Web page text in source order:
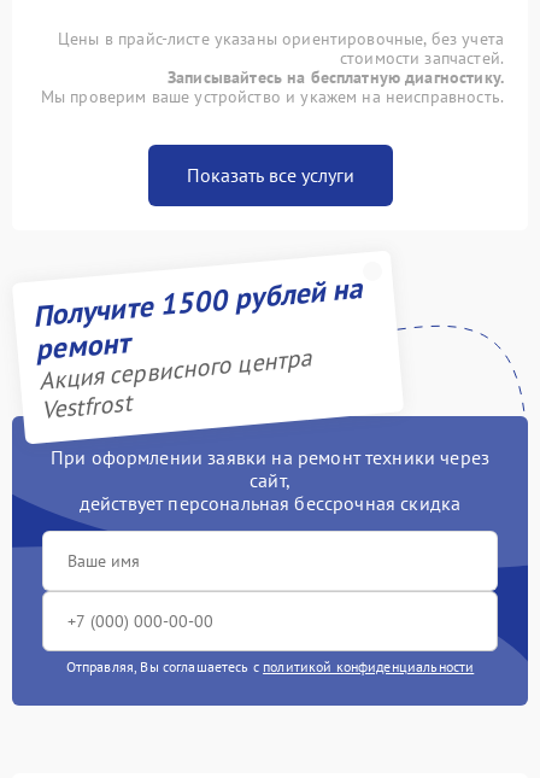
Цены в прайс-листе указаны ориентировочные, без учета
стоимости запчастей.
Записывайтесь на бесплатную диагностику.
Мы проверим ваше устройство и укажем на неисправность.
Показать все услуги
Получите 1500 рублей на
ремонт
Акция сервисного центра
Vestfrost
При оформлении заявки на ремонт техники через
сайт,
действует персональная бессрочная скидка
Отправляя, Вы соглашаетесь с политикой конфиденциальности